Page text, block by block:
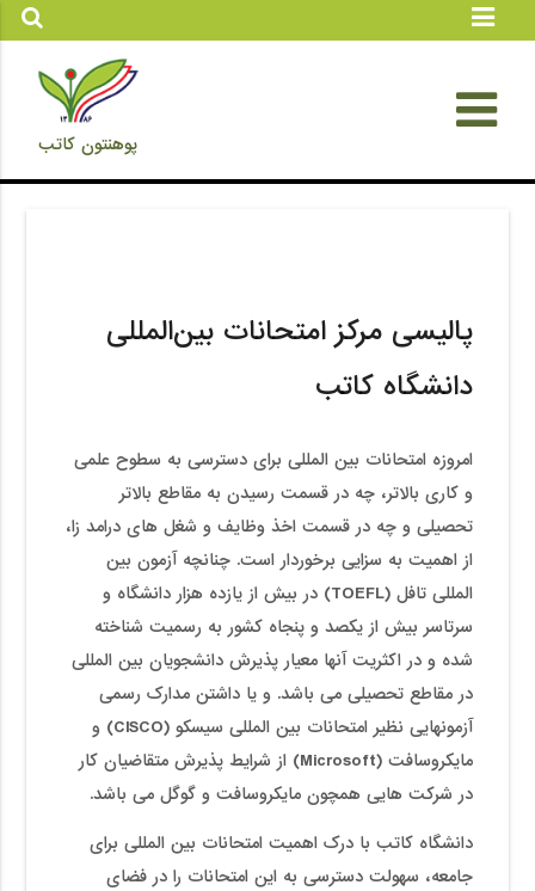
پوهنتون کاتب
پالیسی مرکز امتحانات بین‌المللی
دانشگاه کاتب
امروزه امتحانات بین المللی برای دسترسی به سطوح علمی
و کاری بالاتر، چه در قسمت رسیدن به مقاطع بالاتر
تحصیلی و چه در قسمت اخذ وظایف و شغل های درامد زا،
از اهمیت به سزایی برخوردار است. چنانچه آزمون بین
المللی تافل (TOEFL) در بیش از یازده هزار دانشگاه و
سرتاسر بیش از یکصد و پنجاه کشور به رسمیت شناخته
شده و در اکثریت آنها معیار پذیرش دانشجویان بین المللی
در مقاطع تحصیلی می باشد. و یا داشتن مدارک رسمی
آزمونهایی نظیر امتحانات بین المللی سیسکو (CISCO) و
مایکروسافت (Microsoft) از شرایط پذیرش متقاضیان کار
در شرکت هایی همچون مایکروسافت و گوگل می باشد.
دانشگاه کاتب با درک اهمیت امتحانات بین المللی برای
جامعه، سهولت دسترسی به این امتحانات را در فضای